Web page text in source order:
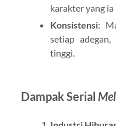
karakter yang ia
Konsistensi:
setiap adegan,
tinggi.
Dampak Serial